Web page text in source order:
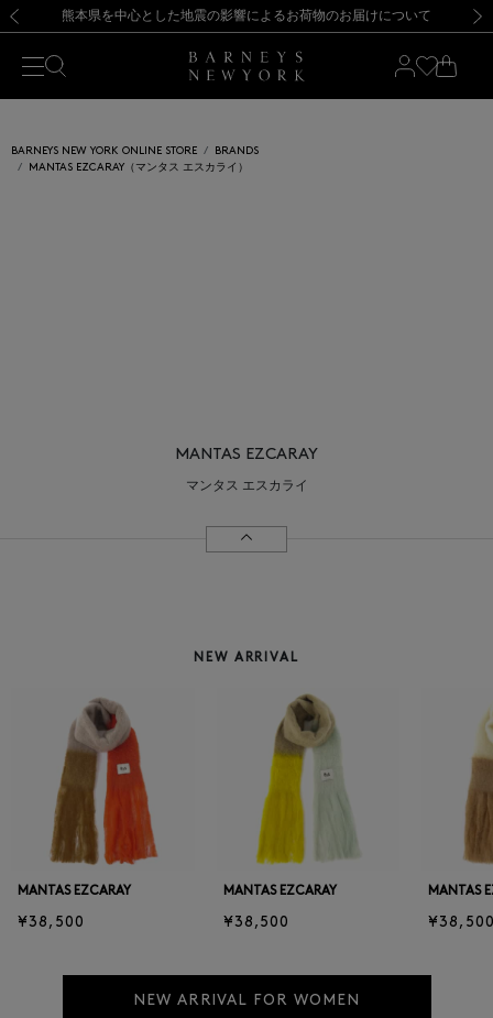
新規登録のお客様も対象！＜MY BARNEYS＞会員のお客様は11,000円（税込）以上のお買上げで常時送料無料！お買い物の際は会員登録を！
【夏季休業に伴う返品・交換承り一時停止のお知らせ】（2026.8.5）
熊本県を中心とした地震の影響によるお荷物のお届けについて
【開催中】SUMMER SALEのご案内・ご注意事項 新規登録のお客様も対象！＜MY BARNEYS＞会員のお客様は11,000円（税込）以上のお買上げで常時送料無料！お買い物の際は会員登録を！
【夏季休業に伴う返品・交換承り一時停止のお知らせ】（2026.8.5）
BARNEYS NEW YORK ONLINE STORE
BRANDS
MANTAS EZCARAY（マンタス エスカライ）
MANTAS EZCARAY
マンタス エスカライ
NEW ARRIVAL
MANTAS EZCARAY
¥38,500
MANTAS EZCARAY
¥38,500
MANTAS
NEW ARRIVAL FOR WOMEN